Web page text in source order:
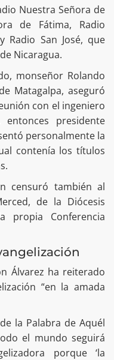
Nuestra Señora de
de Fátima, Radio
Radio San José, que
Nicaragua.
monseñor Rolando
Matagalpa, aseguró
con el ingeniero
presidente
personalmente la
contenía los títulos
censuró también al
de la Diócesis
propia Conferencia
Álvarez ha reiterado
“en la amada
la Palabra de Aquél
el mundo seguirá
porque ‘la